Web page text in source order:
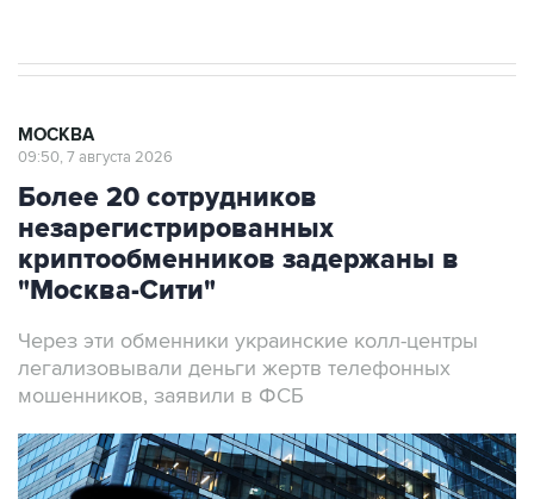
МОСКВА
09:50, 7 августа 2026
Более 20 сотрудников
незарегистрированных
криптообменников задержаны в
"Москва-Сити"
Через эти обменники украинские колл-центры
легализовывали деньги жертв телефонных
мошенников, заявили в ФСБ